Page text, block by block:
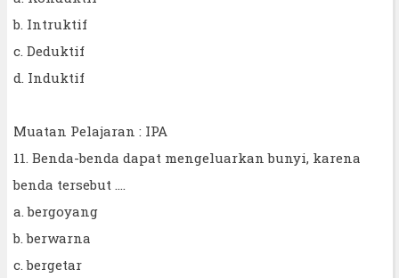
b. Intruktif
c. Deduktif
d. Induktif
Muatan Pelajaran : IPA
11. Benda-benda dapat mengeluarkan bunyi, karena
benda tersebut ....
a. bergoyang
b. berwarna
c. bergetar